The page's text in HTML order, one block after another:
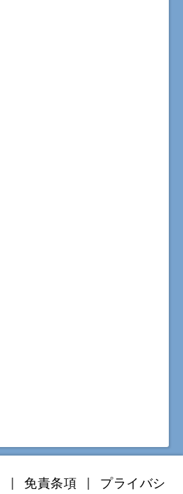
| 免責条項 | プライバシ